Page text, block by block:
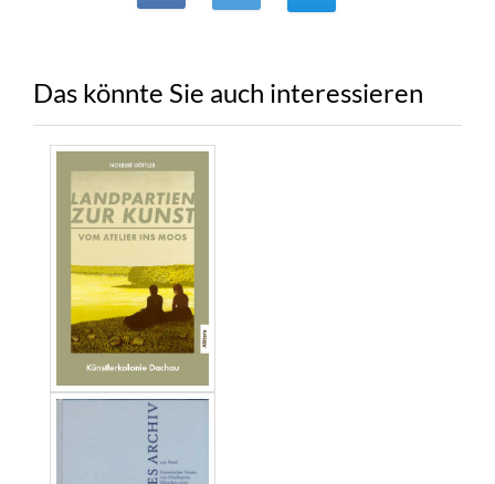
Das könnte Sie auch interessieren